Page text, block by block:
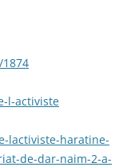
l-activiste
lactiviste-haratine-
de-dar-naim-2-a-